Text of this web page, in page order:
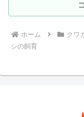
ホーム クワ
シの飼育